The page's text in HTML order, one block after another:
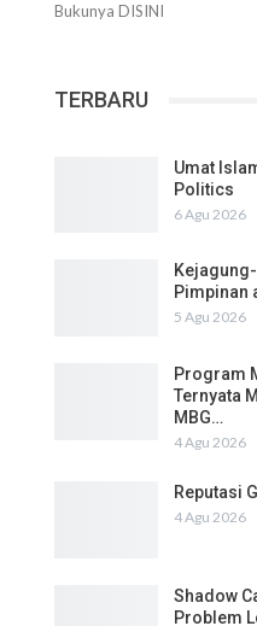
Bukunya DISINI
TERBARU
Umat
Politics
6 Agu 2026
Pimpinan
5 Agu 2026
Program
Ternyata
MBG…
4 Agu 2026
Reputasi
4 Agu 2026
Shadow
Problem